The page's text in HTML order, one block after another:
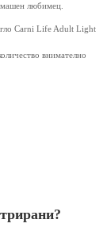
любимец.
Carni Life Adult Light
внимателно